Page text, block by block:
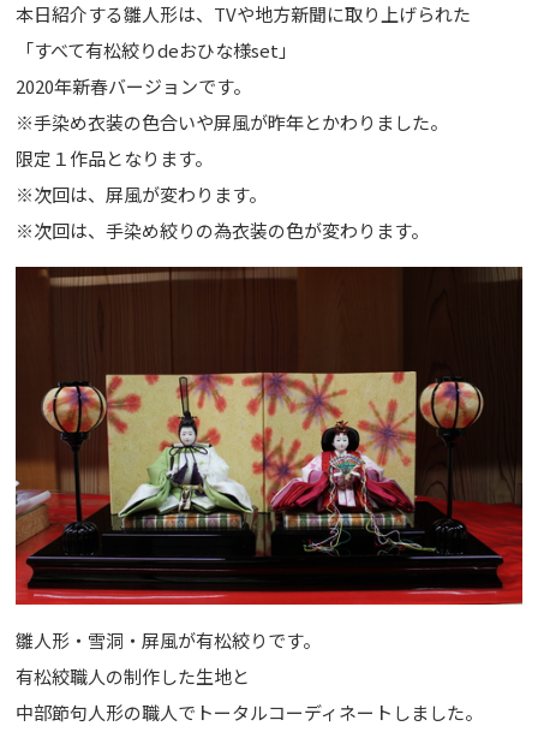
本日紹介する雛人形は、TVや地方新聞に取り上げられた
「すべて有松絞りdeおひな様set」
2020年新春バージョンです。
※手染め衣装の色合いや屏風が昨年とかわりました。
限定１作品となります。
※次回は、屏風が変わります。
※次回は、手染め絞りの為衣装の色が変わります。
雛人形・雪洞・屏風が有松絞りです。
有松絞職人の制作した生地と
中部節句人形の職人でトータルコーディネートしました。